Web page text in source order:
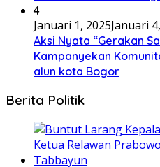
4
Januari 1, 2025Januari
Aksi Nyata “Gerakan
Kampanyekan
alun kota Bogor
Berita Politik